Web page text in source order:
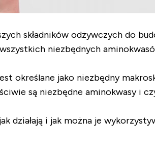
składników odżywczych do
niezbędnych
określane jako niezbędny
są niezbędne aminokwasy i
działają i jak można je